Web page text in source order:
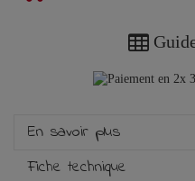
En savoir plus
Fiche technique